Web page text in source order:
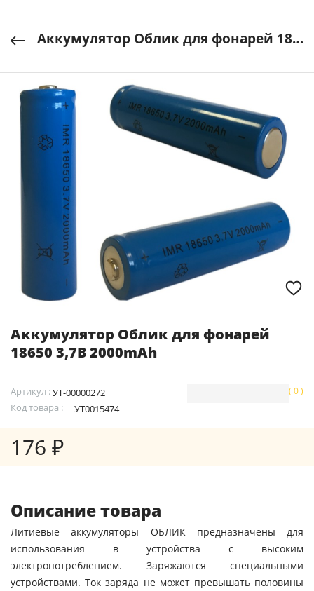
Аккумулятор Облик для фонарей 18650 3,7В 2000mAh
Аккумулятор Облик для фонарей
18650 3,7В 2000mAh
Артикул :УТ-00000272
Код товара :
УТ0015474
( 0 )
176 ₽
Описание товара
Литиевые аккумуляторы ОБЛИК предназначены для
использования в устройства с высоким
электропотреблением. Заряжаются специальными
устройствами. Ток заряда не может превышать половины